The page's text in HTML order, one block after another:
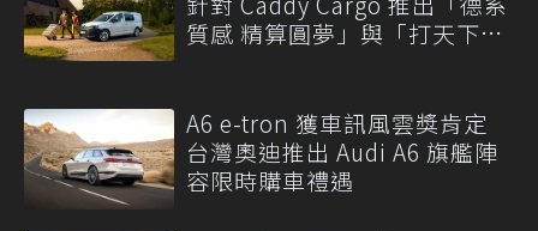
質感 精算圓夢」與「打天下」
A6 e-tron 獲車訊風雲獎肯定
台灣奧迪推出 Audi A6 旗艦陣
容限時購車禮遇